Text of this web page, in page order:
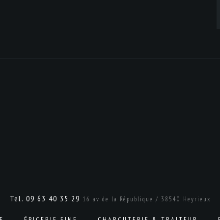
Tel. 09 63 40 35 29 16 av de la République / 38540 Heyrieux